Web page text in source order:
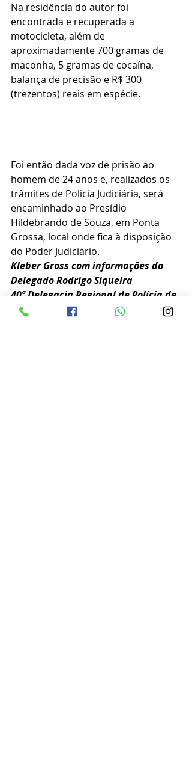
Na residência do autor foi
encontrada e recuperada a
motocicleta, além de
aproximadamente 700 gramas de
maconha, 5 gramas de cocaína,
balança de precisão e R$ 300
(trezentos) reais em espécie.
Foi então dada voz de prisão ao
homem de 24 anos e, realizados os
trâmites de Policia Judiciária, será
encaminhado ao Presídio
Hildebrando de Souza, em Ponta
Grossa, local onde fica à disposição
do Poder Judiciário.
Kleber Gross com informações do
Delegado Rodrigo Siqueira
40ª Delegacia Regional de Polícia de
Palmeira/PR.